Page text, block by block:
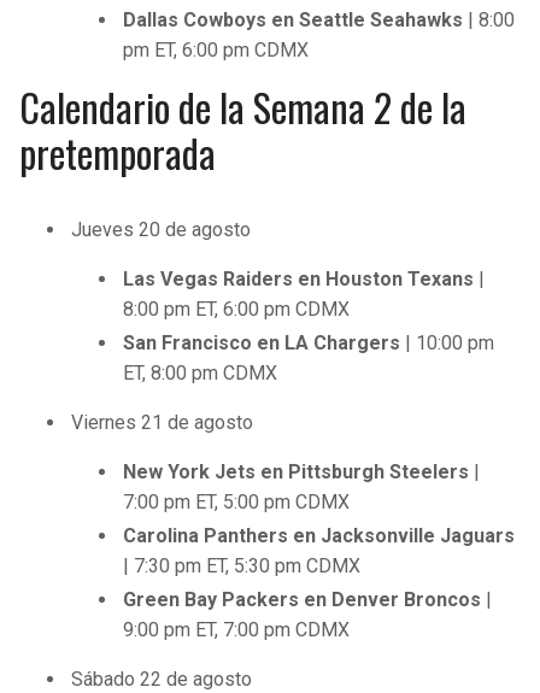
Dallas Cowboys en Seattle Seahawks | 8:00
pm ET, 6:00 pm CDMX
Calendario de la Semana 2 de la
pretemporada
Jueves 20 de agosto
Las Vegas Raiders en Houston Texans |
8:00 pm ET, 6:00 pm CDMX
San Francisco en LA Chargers | 10:00 pm
ET, 8:00 pm CDMX
Viernes 21 de agosto
New York Jets en Pittsburgh Steelers |
7:00 pm ET, 5:00 pm CDMX
Carolina Panthers en Jacksonville Jaguars
| 7:30 pm ET, 5:30 pm CDMX
Green Bay Packers en Denver Broncos
9:00 pm ET, 7:00 pm CDMX
Sábado 22 de agosto